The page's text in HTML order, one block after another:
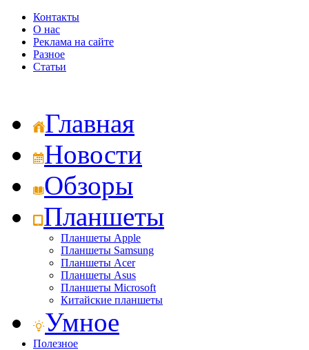
Контакты
О нас
Реклама на сайте
Разное
Статьи
Главная
Новости
Обзоры
Планшеты
Планшеты Apple
Планшеты Samsung
Планшеты Acer
Планшеты Asus
Планшеты Microsoft
Китайские планшеты
Умное
Полезное